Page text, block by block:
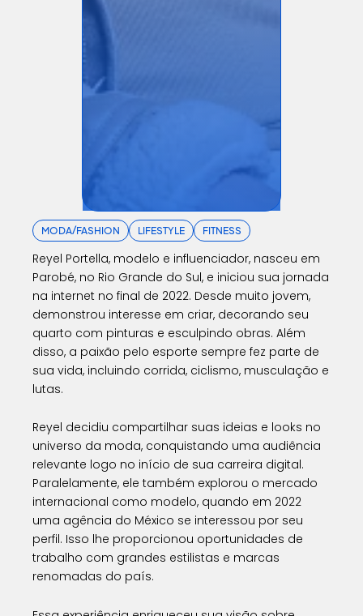
MODA/FASHION LIFESTYLE FITNESS
Reyel Portella, modelo e influenciador, nasceu em
Parobé, no Rio Grande do Sul, e iniciou sua jornada
na internet no final de 2022. Desde muito jovem,
demonstrou interesse em criar, decorando seu
quarto com pinturas e esculpindo obras. Além
disso, a paixão pelo esporte sempre fez parte de
sua vida, incluindo corrida, ciclismo, musculação e
lutas.
Reyel decidiu compartilhar suas ideias e looks no
universo da moda, conquistando uma audiência
relevante logo no início de sua carreira digital.
Paralelamente, ele também explorou o mercado
internacional como modelo, quando em 2022
uma agência do México se interessou por seu
perfil. Isso lhe proporcionou oportunidades de
trabalho com grandes estilistas e marcas
renomadas do país.